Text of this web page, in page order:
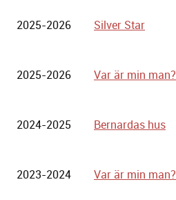
2025-2026 Silver Star
2025-2026 Var är min man?
2024-2025 Bernardas hus
2023-2024 Var är min man?